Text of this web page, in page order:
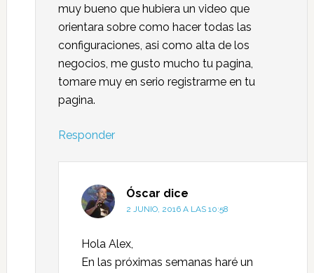
muy bueno que hubiera un video que
orientara sobre como hacer todas las
configuraciones, asi como alta de los
negocios, me gusto mucho tu pagina,
tomare muy en serio registrarme en tu
pagina.
Responder
Óscar dice
2 JUNIO, 2016 A LAS 10:58
Hola Alex,
En las próximas semanas haré un